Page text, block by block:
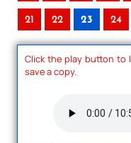
21 22 23 24
Click the play button to
save a copy.